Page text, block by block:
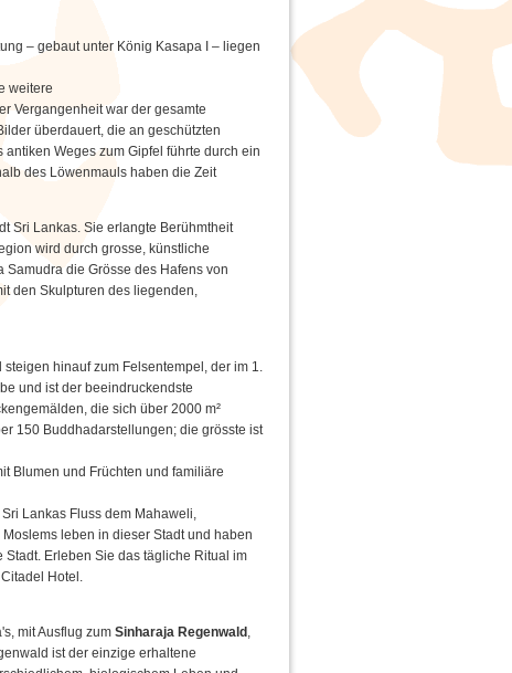
– gebaut unter König Kasapa I – liegen
weitere
Vergangenheit war der gesamte
überdauert, die an geschützten
Weges zum Gipfel führte durch ein
des Löwenmauls haben die Zeit
Sri Lankas. Sie erlangte Berühmtheit
wird durch grosse, künstliche
die Grösse des Hafens von
den Skulpturen des liegenden,
hinauf zum Felsentempel, der im 1.
und ist der beeindruckendste
die sich über 2000 m²
150 Buddhadarstellungen; die grösste ist
Blumen und Früchten und familiäre
Lankas Fluss dem Mahaweli,
leben in dieser Stadt und haben
Erleben Sie das tägliche Ritual im
Hotel.
mit Ausflug zum Sinharaja Regenwald ,
ist der einzige erhaltene